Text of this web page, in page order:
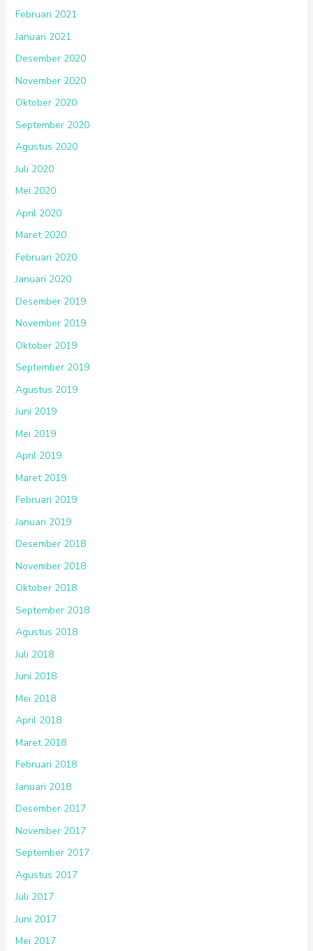
Februari 2021
Januari 2021
Desember 2020
November 2020
Oktober 2020
September 2020
Agustus 2020
Juli 2020
Mei 2020
April 2020
Maret 2020
Februari 2020
Januari 2020
Desember 2019
November 2019
Oktober 2019
September 2019
Agustus 2019
Juni 2019
Mei 2019
April 2019
Maret 2019
Februari 2019
Januari 2019
Desember 2018
November 2018
Oktober 2018
September 2018
Agustus 2018
Juli 2018
Juni 2018
Mei 2018
April 2018
Maret 2018
Februari 2018
Januari 2018
Desember 2017
November 2017
September 2017
Agustus 2017
Juli 2017
Juni 2017
Mei 2017